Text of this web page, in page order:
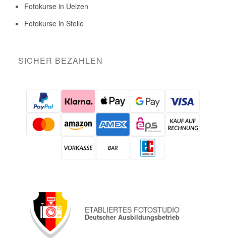
Fotokurse in Uelzen
Fotokurse in Stelle
SICHER BEZAHLEN
ETABLIERTES FOTOSTUDIO
Deutscher Ausbildungsbetrieb